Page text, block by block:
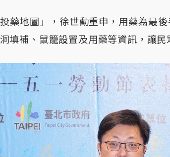
藥地圖」，徐世勳重申，用藥為最
填補、鼠籠設置及用藥等資訊，讓民